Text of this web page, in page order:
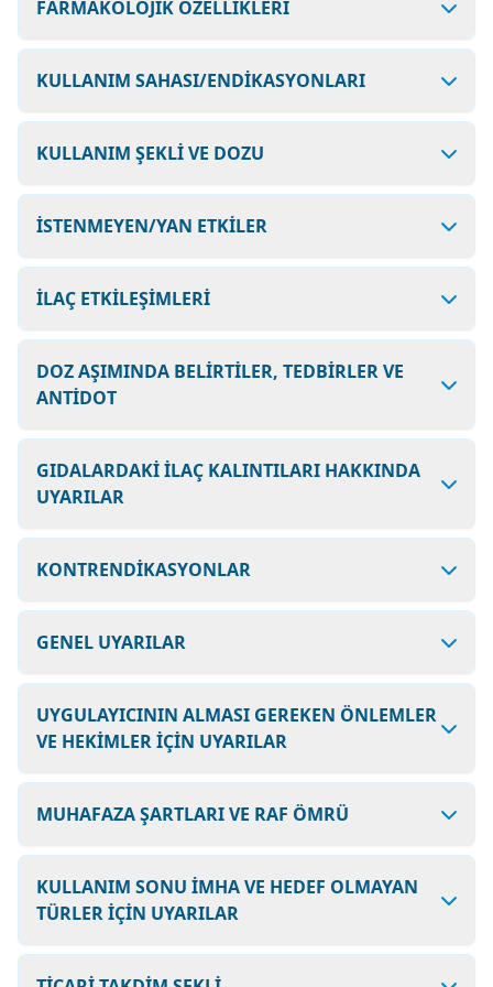
FARMAKOLOJİK ÖZELLİKLERİ
KULLANIM SAHASI/ENDİKASYONLARI
KULLANIM ŞEKLİ VE DOZU
İSTENMEYEN/YAN ETKİLER
İLAÇ ETKİLEŞİMLERİ
DOZ AŞIMINDA BELİRTİLER, TEDBİRLER VE
ANTİDOT
GIDALARDAKİ İLAÇ KALINTILARI HAKKINDA
UYARILAR
KONTRENDİKASYONLAR
GENEL UYARILAR
UYGULAYICININ ALMASI GEREKEN ÖNLEMLER
VE HEKİMLER İÇİN UYARILAR
MUHAFAZA ŞARTLARI VE RAF ÖMRÜ
KULLANIM SONU İMHA VE HEDEF OLMAYAN
TÜRLER İÇİN UYARILAR